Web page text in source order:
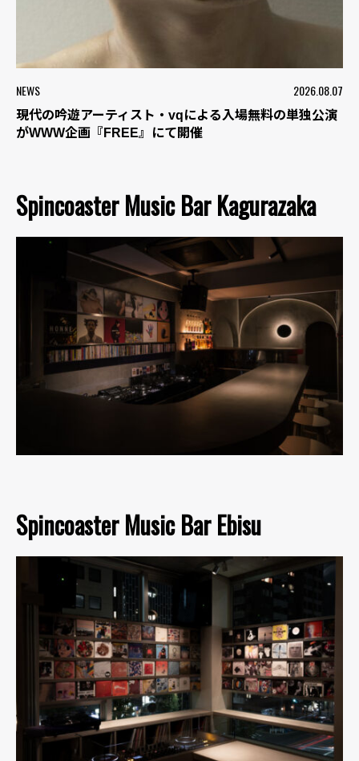
NEWS 2026.08.07
現代の吟遊アーティスト・vqによる入場無料の単独公演
がWWW企画『FREE』にて開催
Spincoaster Music Bar Kagurazaka
Spincoaster Music Bar Ebisu